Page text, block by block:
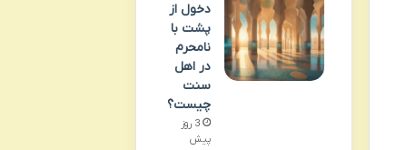
دخول از
پشت با
نامحرم
در اهل
سنت
چیست؟
3 روز
پیش